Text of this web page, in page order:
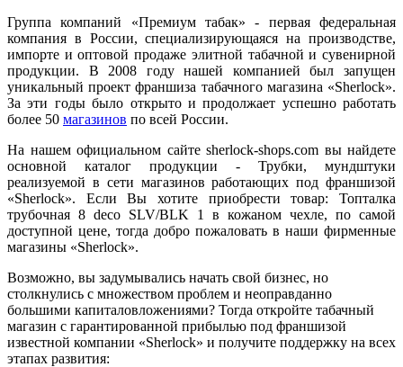
Группа компаний «Премиум табак» - первая федеральная
компания в России, специализирующаяся на производстве,
импорте и оптовой продаже элитной табачной и сувенирной
продукции. В 2008 году нашей компанией был запущен
уникальный проект франшиза табачного магазина «Sherlock».
За эти годы было открыто и продолжает успешно работать
более 50 магазинов по всей России.
На нашем официальном сайте sherlock-shops.com вы найдете
основной каталог продукции - Трубки, мундштуки
реализуемой в сети магазинов работающих под франшизой
«Sherlock». Если Вы хотите приобрести товар: Топталка
трубочная 8 deco SLV/BLK 1 в кожаном чехле, по самой
доступной цене, тогда добро пожаловать в наши фирменные
магазины «Sherlock».
Возможно, вы задумывались начать свой бизнес, но
столкнулись с множеством проблем и неоправданно
большими капиталовложениями? Тогда откройте табачный
магазин с гарантированной прибылью под франшизой
известной компании «Sherlock» и получите поддержку на всех
этапах развития: